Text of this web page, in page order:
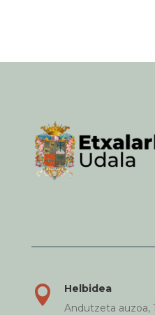

Helbidea
Andutzeta auzoa,